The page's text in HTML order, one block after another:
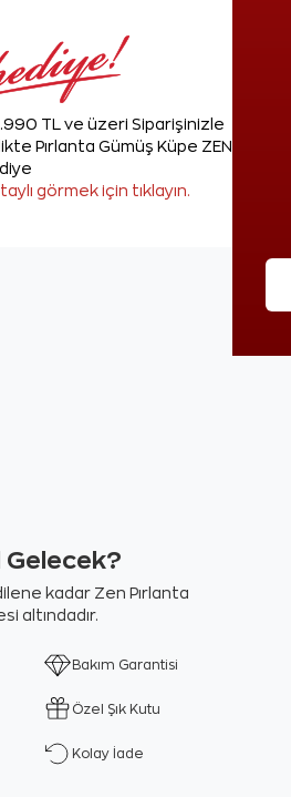
TL ve üzeri Siparişinizle
Pırlanta Gümüş Küpe ZEN'den
görmek için tıklayın.
Gelecek?
kadar Zen Pırlanta
altındadır.
Bakım Garantisi
Özel Şık Kutu
Kolay İade